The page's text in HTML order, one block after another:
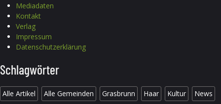
Mediadaten
Kontakt
Verlag
Impressum
Datenschutzerklärung
Schlagwörter
Alle Artikel Alle Gemeinden Grasbrunn Haar Kultur News